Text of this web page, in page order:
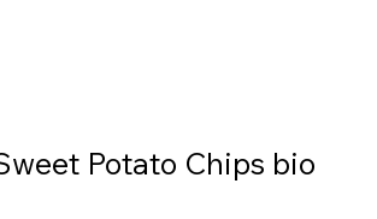
Potato Chips bio